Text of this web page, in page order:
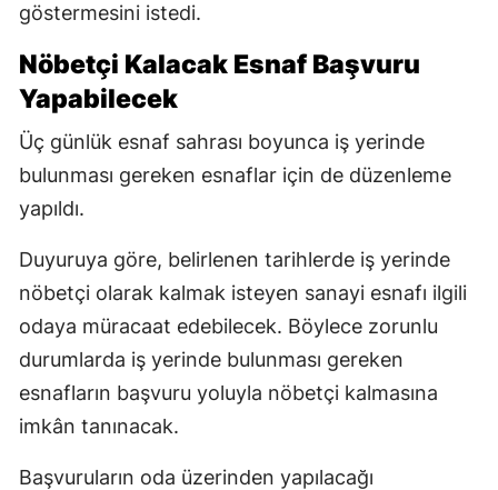
göstermesini istedi.
Nöbetçi Kalacak Esnaf Başvuru
Yapabilecek
Üç günlük esnaf sahrası boyunca iş yerinde
bulunması gereken esnaflar için de düzenleme
yapıldı.
Duyuruya göre, belirlenen tarihlerde iş yerinde
nöbetçi olarak kalmak isteyen sanayi esnafı ilgili
odaya müracaat edebilecek. Böylece zorunlu
durumlarda iş yerinde bulunması gereken
esnafların başvuru yoluyla nöbetçi kalmasına
imkân tanınacak.
Başvuruların oda üzerinden yapılacağı